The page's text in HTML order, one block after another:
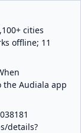
cities
offline; 11
the Audiala app
details?